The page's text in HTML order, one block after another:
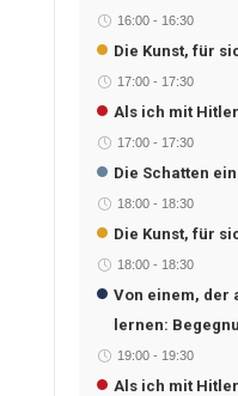
16:00- 16:30
Die Kunst, für
17:00- 17:30
Als ich mit
17:00- 17:30
Die Schatten
18:00- 18:30
Die Kunst, für
18:00- 18:30
Von einem, der
lernen:
19:00- 19:30
Als ich mit